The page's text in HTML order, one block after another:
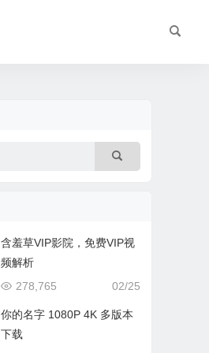
含羞草VIP影院，免费VIP视
频解析
02/25
278,765
你的名字 1080P 4K 多版本
下载